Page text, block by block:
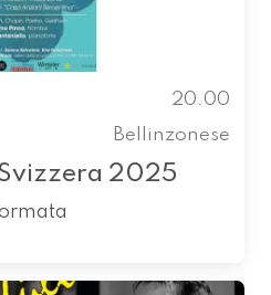
20.00
Bellinzonese
2025